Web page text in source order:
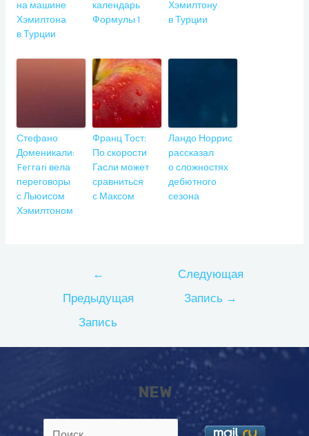
на машине
Хэмилтона
в Турции
календарь
Формулы 1
Хэмилтону
в Турции
Стефано
Доменикали:
Ferrari вела
переговоры
с Льюисом
Хэмилтоном
Франц Тост:
По скорости
Гасли может
сравниться
с Максом
Ландо Норрис
рассказал
о сложностях
дебютного
сезона
записям
←
Предыдущая
Запись
Следующая
Запись →
NEW